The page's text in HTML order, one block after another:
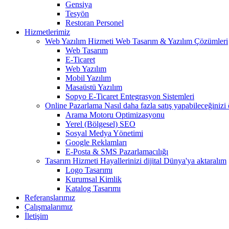
Gensiya
Tesyön
Restoran Personel
Hizmetlerimiz
Web Yazılım Hizmeti Web Tasarım & Yazılım Çözümleri
Web Tasarım
E-Ticaret
Web Yazılım
Mobil Yazılım
Masaüstü Yazılım
Sopyo E-Ticaret Entegrasyon Sistemleri
Online Pazarlama Nasıl daha fazla satış yapabileceğinizi
Arama Motoru Optimizasyonu
Yerel (Bölgesel) SEO
Sosyal Medya Yönetimi
Google Reklamları
E-Posta & SMS Pazarlamacılığı
Tasarım Hizmeti Hayallerinizi dijital Dünya'ya aktaralım
Logo Tasarımı
Kurumsal Kimlik
Katalog Tasarımı
Referanslarımız
Çalışmalarımız
İletişim